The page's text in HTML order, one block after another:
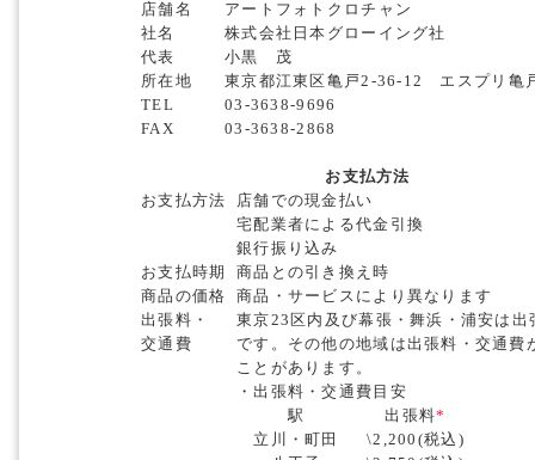
店舗名
アートフォトクロチャン
社名
株式会社日本グローイング社
代表
小黒 茂
所在地
東京都江東区亀戸2-36-12 エスプリ亀
TEL
03-3638-9696
FAX
03-3638-2868
お支払方法
お支払方法
店舗での現金払い
宅配業者による代金引換
銀行振り込み
お支払時期
商品との引き換え時
商品の価格
商品・サービスにより異なります
出張料・
交通費
東京23区内及び幕張・舞浜・浦安は出
です。その他の地域は出張料・交通費
ことがあります。
・出張料・交通費目安
駅
出張料*
立川・町田
\2,200(税込)